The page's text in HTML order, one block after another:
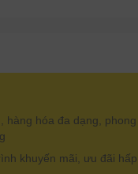
hàng hóa đa dạng,
khuyến mãi, ưu đãi